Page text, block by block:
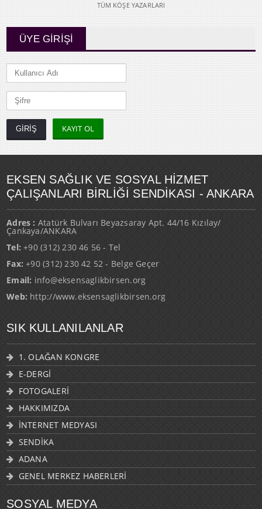
TÜM KÖŞE YAZARLARI
ÜYE GİRİŞİ
KAYIT OL
EKSEN SAĞLIK VE SOSYAL HİZMET
ÇALIŞANLARI BİRLİĞİ SENDİKASI - ANKARA
Adres : Atatürk Bulvarı Beyazsaray Apt. 44/16 Kızılay/
Çankaya/ANKARA
Tel: +90 (312) 230 46 56 - Tel
Fax: +90 (312) 230 42 52 - Belge Geçer
Email: info@eksensaglikbirsen.org
Web: http://www.eksensaglikbirsen.org
SIK KULLANILANLAR
1. OLAĞAN KONGRE
E-DERGİ
FOTOGALERİ
HAKKIMIZDA
İNTERNET MEDYASI
SENDİKA
ADANA
GENEL MERKEZ HABERLERİ
SOSYAL MEDYA